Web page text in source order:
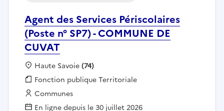
Agent des Services Périscolaires
(Poste n° SP7) - COMMUNE DE
CUVAT
Localisation :
Haute Savoie(74)
Fonction publique :
Fonction publique Territoriale
Employeur :
Communes
En ligne depuis le 30 juillet 2026